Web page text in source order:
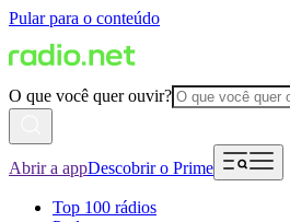
Pular para o conteúdo
O que você quer ouvir?
Abrir a appDescobrir o Prime
Top 100 rádios